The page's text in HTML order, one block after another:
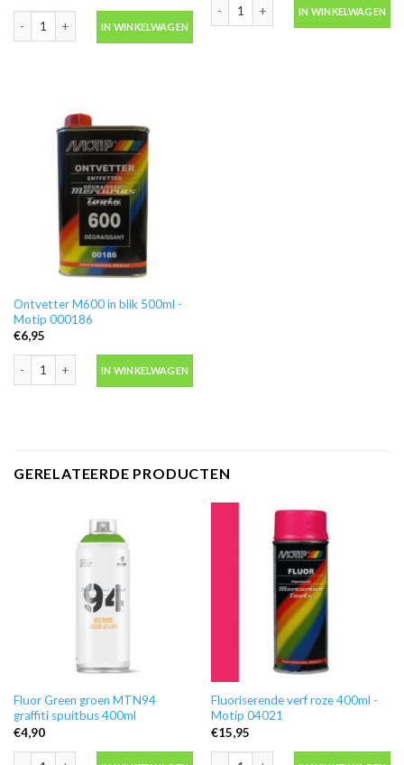
Blanke hoogglans acryl hg doe het zelf lak 400ml spuitbus -Motip Deco
IN WINKELWAGEN
IN WINKELWAGEN
Ontvetter M600 in blik 500ml -
Motip 000186
€6,95
Ontvetter M600 in blik 500ml -Motip 000186 aantal
IN WINKELWAGEN
GERELATEERDE PRODUCTEN
Fluor Green groen MTN94
graffiti spuitbus 400ml
€4,90
Fluoriserende verf roze 400ml -
Motip 04021
€15,95